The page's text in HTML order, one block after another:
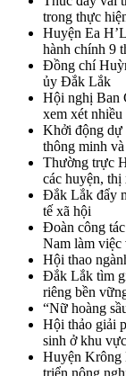
trong thực
Huyện Ea
hành chính 9
Đồng chí
ủy Đắk Lắk
Hội nghị Ban
xem xét
Khởi động dự
thông minh
Thường trực
các huyện, thị
Đắk Lắk đẩy
tế xã hội
Đoàn công
Nam làm
Hội thao
Đắk Lắk tìm
riêng bền
“Nữ hoàng
Hội thảo giải
sinh ở khu
Huyện Krông